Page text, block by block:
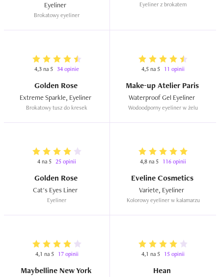
trochę wędrują po powiece.
Fajny "gadżet" w sam raz na lato lub jakieś wyjście,
zwłaszcza, że to raczej limitka. Jest nieco inny od Bella,
Czegoś mu brakuje.
Brokatowy eyeliner
Eyeliner z brokatem
4,3 na 5 34 opinie
Golden Rose
Brokatowy tusz do kresek
4,5 na 5 11 opinii
Make-up Atelier Paris
Wodoodporny eyeliner w żelu
4 na 5 25 opinii
Golden Rose
Eyeliner
4,8 na 5 116 opinii
Eveline Cosmetics
Kolorowy eyeliner w kałamarzu
4,1 na 5 17 opinii
Maybelline New York
4,1 na 5 15 opinii
Hean